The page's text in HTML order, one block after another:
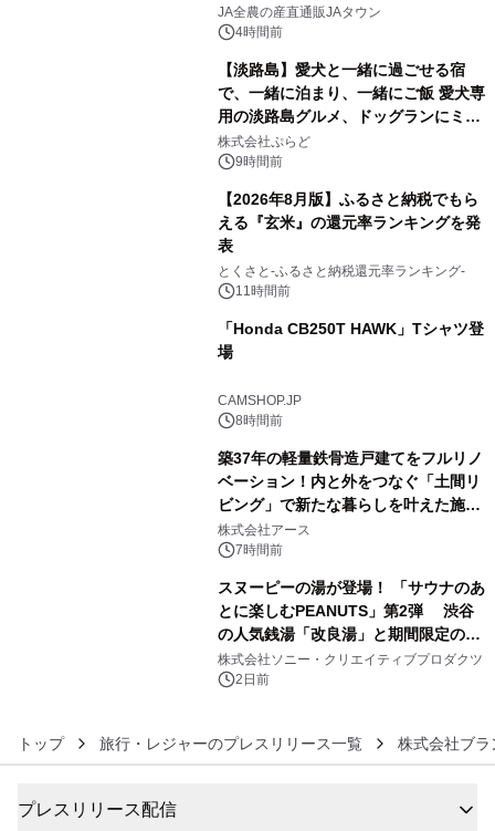
販売！～毎月１０日の定例企画～
JA全農の産直通販JAタウン
4時間前
【淡路島】愛犬と一緒に過ごせる宿
で、一緒に泊まり、一緒にご飯 愛犬専
用の淡路島グルメ、ドッグランにミニ
プール グランピングとトレーラーハウ
スの2施設で
株式会社ぷらど
9時間前
【2026年8月版】ふるさと納税でもら
える『玄米』の還元率ランキングを発
表
とくさと-ふるさと納税還元率ランキング-
11時間前
「Honda CB250T HAWK」Tシャツ登
場
CAMSHOP.JP
8時間前
築37年の軽量鉄骨造戸建てをフルリノ
ベーション！内と外をつなぐ「土間リ
ビング」で新たな暮らしを叶えた施工
事例を株式会社アースが公開
株式会社アース
7時間前
スヌーピーの湯が登場！ 「サウナのあ
とに楽しむPEANUTS」第2弾 渋谷
の人気銭湯「改良湯」と期間限定のコ
ラボレーション サウナイキタイコラ
ボグッズも発売決定！
株式会社ソニー・クリエイティブプロダクツ
2日前
トップ 旅行・レジャーのプレスリリース一覧 株式会社ブラ
プレスリリース配信